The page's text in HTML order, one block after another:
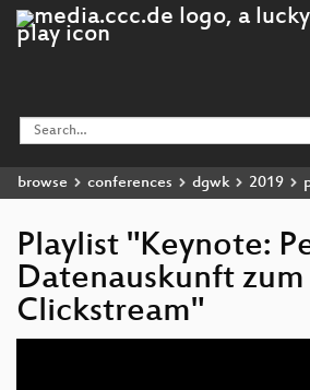
browse conferences dgwk 2019
Playlist "Keynote:
Datenauskunft
Clickstream"